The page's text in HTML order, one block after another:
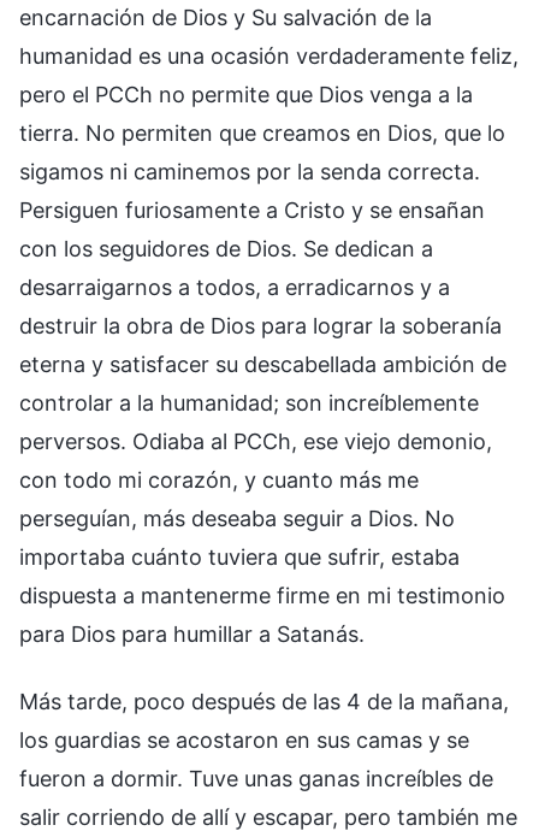
encarnación de Dios y Su salvación de la
humanidad es una ocasión verdaderamente feliz,
pero el PCCh no permite que Dios venga a la
tierra. No permiten que creamos en Dios, que lo
sigamos ni caminemos por la senda correcta.
Persiguen furiosamente a Cristo y se ensañan
con los seguidores de Dios. Se dedican a
desarraigarnos a todos, a erradicarnos y a
destruir la obra de Dios para lograr la soberanía
eterna y satisfacer su descabellada ambición de
controlar a la humanidad; son increíblemente
perversos. Odiaba al PCCh, ese viejo demonio,
con todo mi corazón, y cuanto más me
perseguían, más deseaba seguir a Dios. No
importaba cuánto tuviera que sufrir, estaba
dispuesta a mantenerme firme en mi testimonio
para Dios para humillar a Satanás.
Más tarde, poco después de las 4 de la mañana,
los guardias se acostaron en sus camas y se
fueron a dormir. Tuve unas ganas increíbles de
salir corriendo de allí y escapar, pero también me